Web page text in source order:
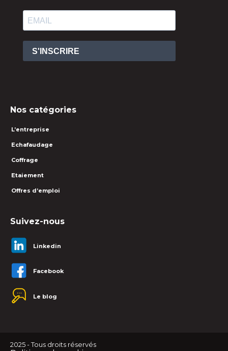
S'INSCRIRE
Nos catégories
L’entreprise
Echafaudage
Coffrage
Etaiement
Offres d’emploi
Suivez-nous
Linkedin
Facebook
Le blog
2025 - Tous droits réservés